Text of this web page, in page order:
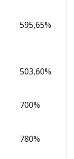
595,65%
503,60%
700%
780%